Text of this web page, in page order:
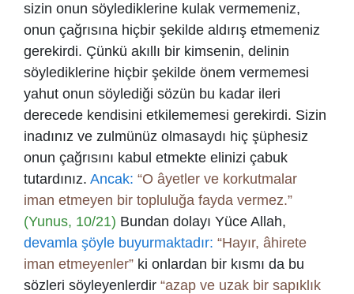
sizin onun söylediklerine kulak vermemeniz,
onun çağrısına hiçbir şekilde aldırış etmemeniz
gerekirdi. Çünkü akıllı bir kimsenin, delinin
söylediklerine hiçbir şekilde önem vermemesi
yahut onun söylediği sözün bu kadar ileri
derecede kendisini etkilememesi gerekirdi. Sizin
inadınız ve zulmünüz olmasaydı hiç şüphesiz
onun çağrısını kabul etmekte elinizi çabuk
tutardınız. Ancak: “O âyetler ve korkutmalar
iman etmeyen bir topluluğa fayda vermez.”
(Yunus, 10/21) Bundan dolayı Yüce Allah,
devamla şöyle buyurmaktadır: “Hayır, âhirete
iman etmeyenler” ki onlardan bir kısmı da bu
sözleri söyleyenlerdir “azap ve uzak bir sapıklık